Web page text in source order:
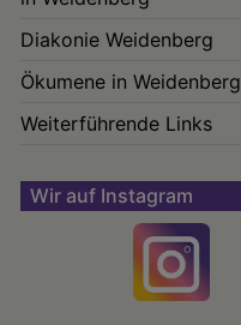
Diakonie Weidenberg
Ökumene in Weidenberg
Weiterführende Links
Wir auf Instagram